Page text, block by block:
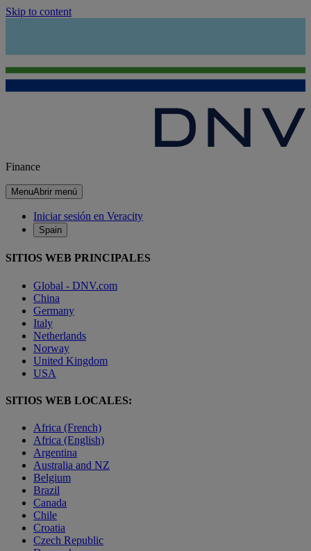
Skip to content
Finance
MenuAbrir menú
Iniciar sesión en Veracity
Spain
SITIOS WEB PRINCIPALES
Global - DNV.com
China
Germany
Italy
Netherlands
Norway
United Kingdom
USA
SITIOS WEB LOCALES:
Africa (French)
Africa (English)
Argentina
Australia and NZ
Belgium
Brazil
Canada
Chile
Croatia
Czech Republic